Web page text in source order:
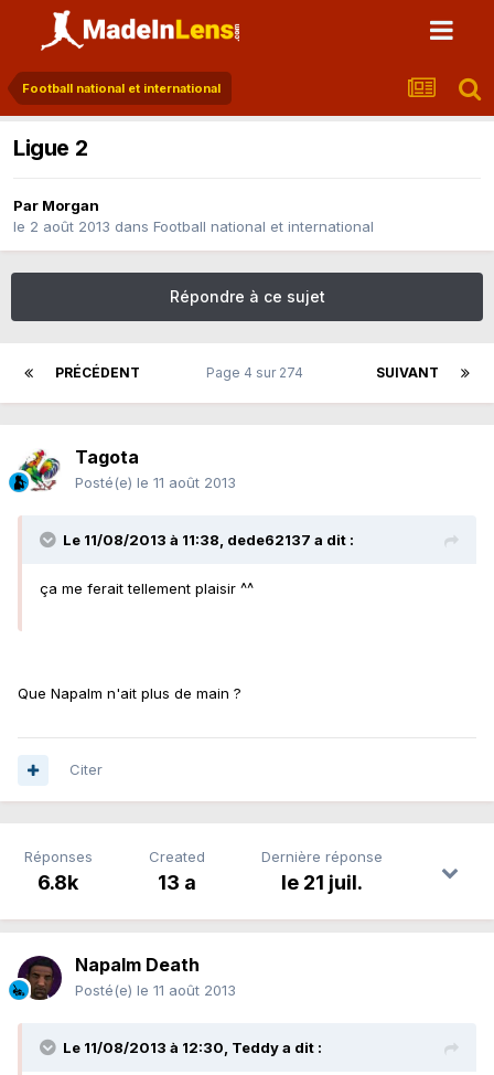
Football national et international
Ligue 2
Par Morgan
le 2 août 2013 dans Football national et international
Répondre à ce sujet
PRÉCÉDENT SUIVANT
Page 4 sur 274
Tagota
Posté(e) le 11 août 2013
Le 11/08/2013 à 11:38, dede62137 a dit :
ça me ferait tellement plaisir ^^
Que Napalm n'ait plus de main ?
Citer
Réponses
6.8k
Created
13 a
Dernière réponse
le 21 juil.
Napalm Death
Posté(e) le 11 août 2013
Le 11/08/2013 à 12:30, Teddy a dit :